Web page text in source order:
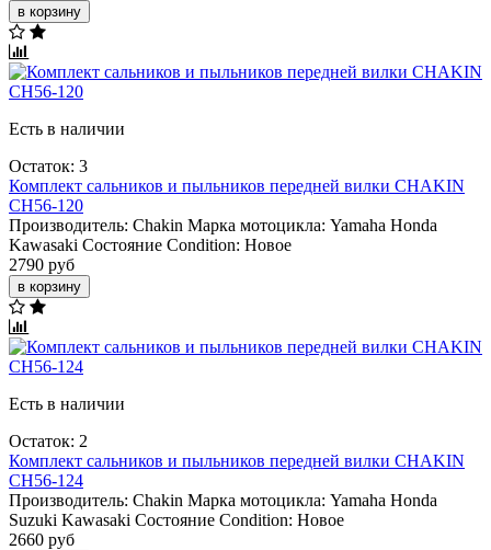
в корзину
Есть в наличии
Остаток: 3
Комплект сальников и пыльников передней вилки CHAKIN
CH56-120
Производитель: Chakin Марка мотоцикла: Yamaha Honda
Kawasaki Состояние Condition: Новое
2790 руб
в корзину
Есть в наличии
Остаток: 2
Комплект сальников и пыльников передней вилки CHAKIN
CH56-124
Производитель: Chakin Марка мотоцикла: Yamaha Honda
Suzuki Kawasaki Состояние Condition: Новое
2660 руб